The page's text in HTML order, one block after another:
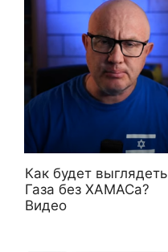
Как будет выглядеть
Газа без ХАМАСа?
Видео